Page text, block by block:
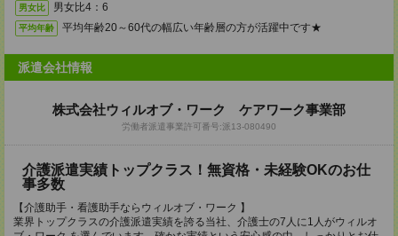
男女比 男女比4：6
平均年齢 平均年齢20～60代の幅広い年齢層の方が活躍中です★
派遣会社情報
株式会社ウィルオブ・ワーク ケアワーク事業部
労働者派遣事業許可番号:派13‐080490
介護派遣実績トップクラス！無資格・未経験OKのお仕
事多数
【介護助手・看護助手ならウィルオブ・ワーク 】
業界トップクラスの介護派遣実績を誇る当社、介護士の7人に1人がウィルオ